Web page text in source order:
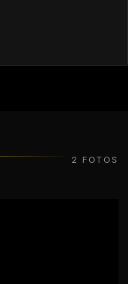
2 FOTOS